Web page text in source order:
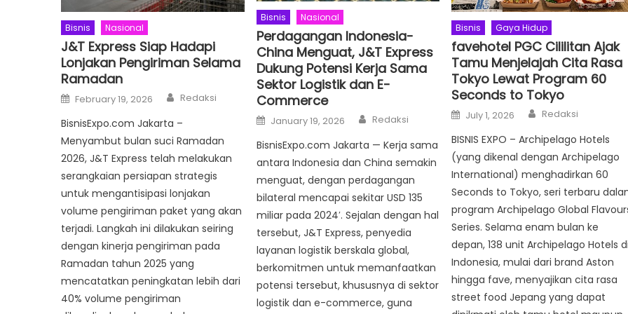
Bisnis Nasional
J&T Express Siap Hadapi
Lonjakan Pengiriman Selama
Ramadan
Posted
on
February 19, 2026 Author
Redaksi
BisnisExpo.com Jakarta –
Menyambut bulan suci Ramadan
2026, J&T Express telah melakukan
serangkaian persiapan strategis
untuk mengantisipasi lonjakan
volume pengiriman paket yang akan
terjadi. Langkah ini dilakukan seiring
dengan kinerja pengiriman pada
Ramadan tahun 2025 yang
mencatatkan peningkatan lebih dari
40% volume pengiriman
Bisnis Nasional
Perdagangan Indonesia-
China Menguat, J&T Express
Dukung Potensi Kerja Sama
Sektor Logistik dan E-
Commerce
Posted
on
January 19, 2026 Author
Redaksi
BisnisExpo.com Jakarta — Kerja sama
antara Indonesia dan China semakin
menguat, dengan perdagangan
bilateral mencapai sekitar USD 135
miliar pada 2024′. Sejalan dengan hal
tersebut, J&T Express, penyedia
layanan logistik berskala global,
berkomitmen untuk memanfaatkan
potensi tersebut, khususnya di sektor
logistik dan e-commerce, guna
Bisnis Gaya Hidup
favehotel PGC Cililitan Ajak
Tamu Menjelajah Cita Rasa
Tokyo Lewat Program 60
Seconds to Tokyo
Posted
on
July 1, 2026 Author
Redaksi
BISNIS EXPO – Archipelago Hotels
(yang dikenal dengan Archipelago
International) menghadirkan 60
Seconds to Tokyo, seri terbaru
program Archipelago Global
Series. Selama enam bulan ke
depan, 138 unit Archipelago Hotels di
Indonesia, mulai dari brand Aston
hingga fave, menyajikan cita rasa
street food Jepang yang dapat